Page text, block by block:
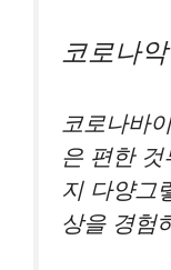
코로나
코로나바
은 편한
지 다양그
상을 경험